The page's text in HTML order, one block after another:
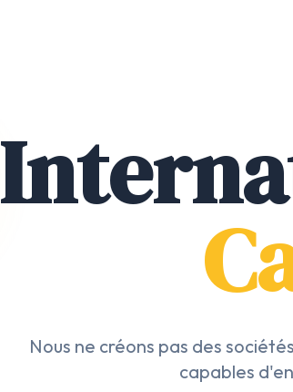
Nous ne créons pas des
capables